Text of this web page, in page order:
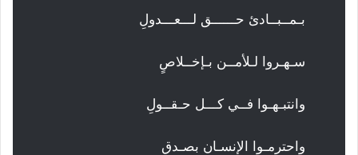
بـمــبــادئ حــــــق لـــعـــدولِ
سـهـروا لـلأمــن بـإخــلاصٍ
وانتبـهـوا فــي كـــل حـقــولِ
واحترمـوا الإنسـان بصـدق